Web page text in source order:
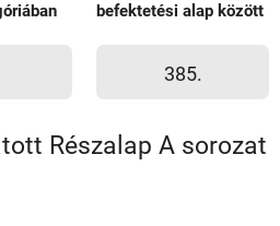
befektetési alap között
385.
Részalap A sorozat